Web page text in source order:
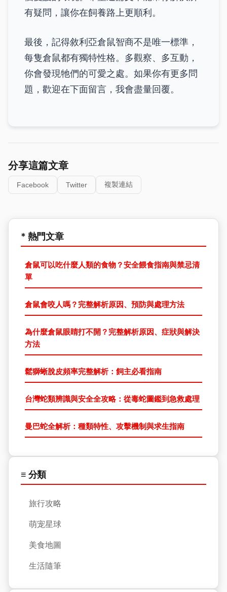
有疑問，讓你在飼養路上更順利。
最後，記得敘利亞倉鼠智商不是唯一標準，
每隻倉鼠都有獨特性格。多觀察、多互動，
你會發現牠們的可愛之處。如果你有更多問
題，歡迎在下面留言，我會盡量回覆。
分享這篇文章
Facebook Twitter 複製連結
* 熱門文章
倉鼠可以吃什麼人類的食物？安全餵食指南與禁忌清
單
倉鼠會咬人嗎？完整解析原因、預防與處理方法
為什麼倉鼠眼睛打不開？完整解析原因、症狀與解決
方法
鬆獅蜥脫皮頻率完整解析：飼主必看指南
台灣蛇類辨識與安全全攻略：從毒蛇圖鑑到急救處理
曼巴蛇全解析：種類特性、攻擊機制與求生指南
≡ 分類
旅行攻略
萌宠星球
美食地圖
生活隨筆